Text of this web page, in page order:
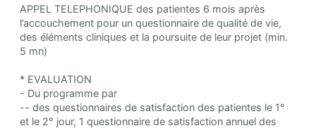
APPEL TELEPHONIQUE des patientes 6 mois après
l’accouchement pour un questionnaire de qualité de vie,
des éléments cliniques et la poursuite de leur projet (min.
5 mn)
* EVALUATION
- Du programme par
-- des questionnaires de satisfaction des patientes le 1°
et le 2° jour, 1 questionnaire de satisfaction annuel des